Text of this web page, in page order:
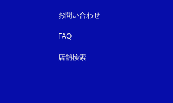
お問い合わせ
FAQ
店舗検索